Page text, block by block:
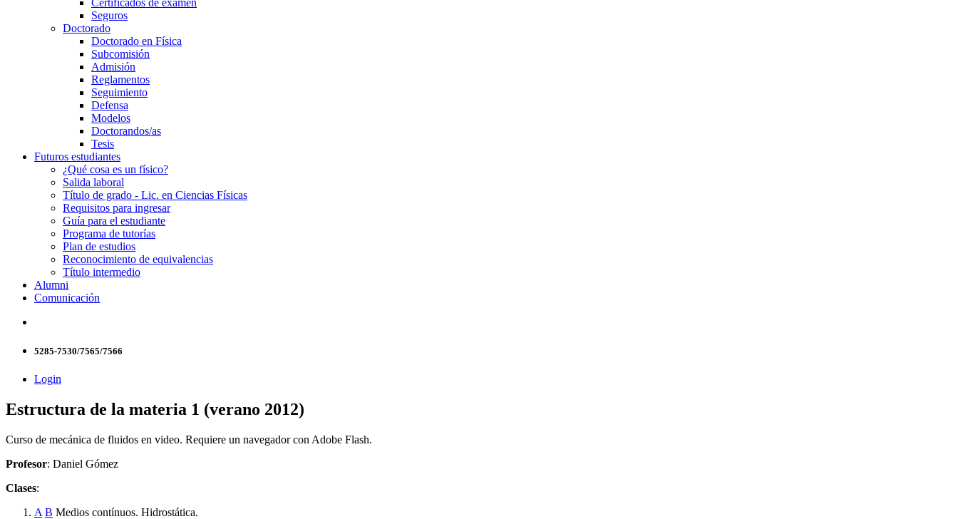
Seguros
Doctorado
Doctorado en Física
Subcomisión
Admisión
Reglamentos
Seguimiento
Defensa
Modelos
Doctorandos/as
Tesis
Futuros estudiantes
¿Qué cosa es un físico?
Salida laboral
Título de grado - Lic. en Ciencias Físicas
Requisitos para ingresar
Guía para el estudiante
Programa de tutorías
Plan de estudios
Reconocimiento de equivalencias
Título intermedio
Alumni
Comunicación
5285-7530/7565/7566
Login
Estructura de la materia 1 (verano 2012)
Curso de mecánica de fluidos en video. Requiere un navegador con Adobe Flash.
Profesor: Daniel Gómez
Clases:
A B Medios contínuos. Hidrostática.